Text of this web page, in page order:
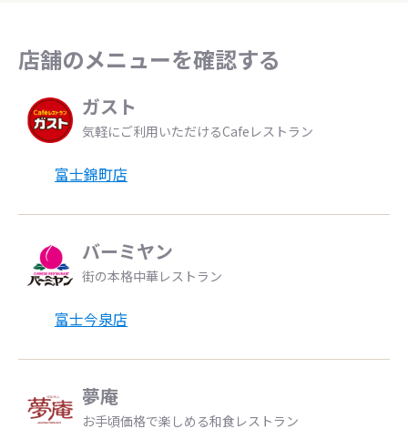
店舗のメニューを確認する
ガスト
気軽にご利用いただけるCafeレストラン
富士錦町店
バーミヤン
街の本格中華レストラン
富士今泉店
夢庵
お手頃価格で楽しめる和食レストラン